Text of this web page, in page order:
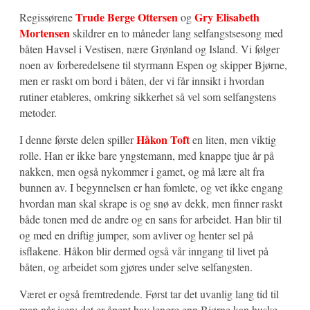
RegissøreneTrude Berge OttersenogGry Elisabeth
Mortensenskildrer en to måneder lang selfangstsesong med
båten Havsel i Vestisen, nære Grønland og Island. Vi følger
noen av forberedelsene til styrmann Espen og skipper Bjørne,
men er raskt om bord i båten, der vi får innsikt i hvordan
rutiner etableres, omkring sikkerhet så vel som selfangstens
metoder.
I denne første delen spillerHåkon Toften liten, men viktig
rolle. Han er ikke bare yngstemann, med knappe tjue år på
nakken, men også nykommer i gamet, og må lære alt fra
bunnen av. I begynnelsen er han fomlete, og vet ikke engang
hvordan man skal skrape is og snø av dekk, men finner raskt
både tonen med de andre og en sans for arbeidet. Han blir til
og med en driftig jumper, som avliver og henter sel på
isflakene. Håkon blir dermed også vår inngang til livet på
båten, og arbeidet som gjøres under selve selfangsten.
Været er også fremtredende. Først tar det uvanlig lang tid til